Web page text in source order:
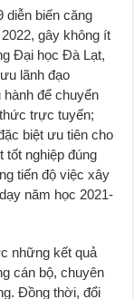
diễn biến căng
gây không ít
Đại học Đà Lạt,
lãnh đạo
để chuyển
trực tuyến;
biệt ưu tiên cho
tốt nghiệp đúng
tiến độ việc xây
năm học 2021-
những kết quả
cán bộ, chuyên
Đồng thời, đổi